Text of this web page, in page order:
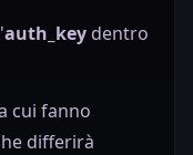
auth_key dentro
cui fanno
differirà